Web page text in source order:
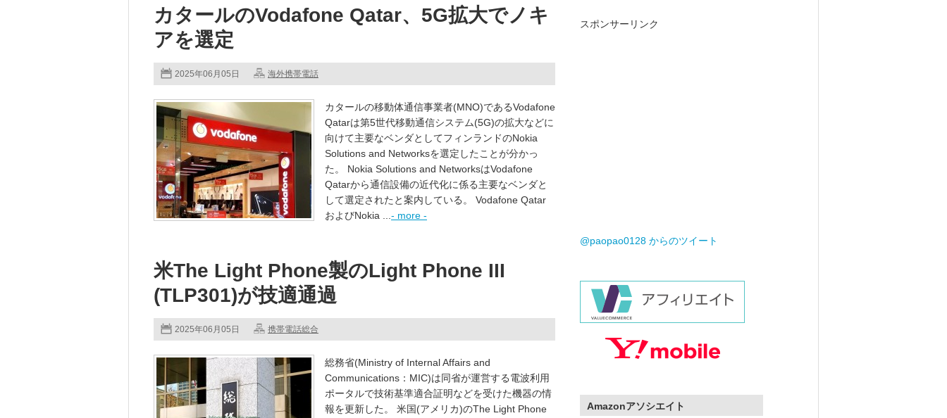
カタールのVodafone Qatar、5G拡大でノキ
アを選定
2025年06月05日 海外携帯電話
カタールの移動体通信事業者(MNO)であるVodafone
Qatarは第5世代移動通信システム(5G)の拡大などに
向けて主要なベンダとしてフィンランドのNokia
Solutions and Networksを選定したことが分かっ
た。 Nokia Solutions and NetworksはVodafone
Qatarから通信設備の近代化に係る主要なベンダと
して選定されたと案内している。 Vodafone Qatar
およびNokia ... - more -
米The Light Phone製のLight Phone III
(TLP301)が技適通過
2025年06月05日 携帯電話総合
総務省(Ministry of Internal Affairs and
Communications：MIC)は同省が運営する電波利用
ポータルで技術基準適合証明などを受けた機器の情
報を更新した。 米国(アメリカ)のThe Light Phone
スポンサーリンク
@paopao0128 からのツイート
Amazonアソシエイト